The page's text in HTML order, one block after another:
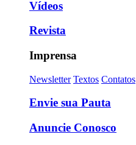
Vídeos
Revista
Imprensa
Newsletter Textos Contatos
Envie sua Pauta
Anuncie Conosco